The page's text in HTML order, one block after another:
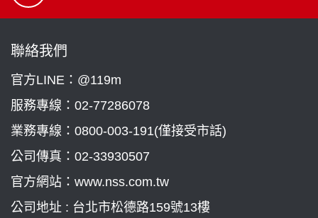
聯絡我們
官方LINE：@119m
服務專線： 02-77286078
業務專線： 0800-003-191(僅接受市話)
公司傳真：02-33930507
官方網站：www.nss.com.tw
公司地址 : 台北市松德路159號13樓